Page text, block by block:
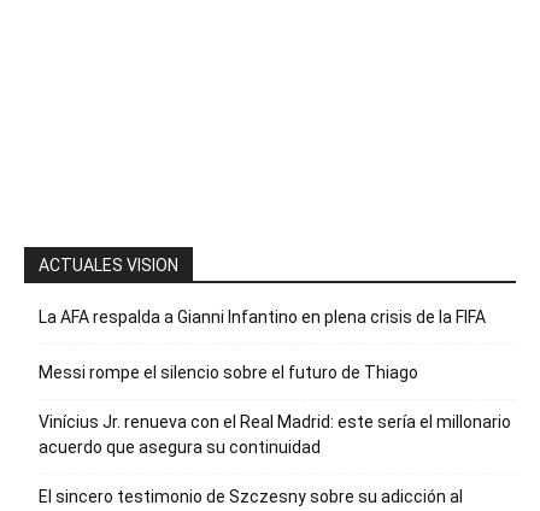
ACTUALES VISION
La AFA respalda a Gianni Infantino en plena crisis de la FIFA
Messi rompe el silencio sobre el futuro de Thiago
Vinícius Jr. renueva con el Real Madrid: este sería el millonario
acuerdo que asegura su continuidad
El sincero testimonio de Szczesny sobre su adicción al